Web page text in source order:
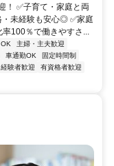
！ ✅子育て・家庭と両
・未経験も安心◎ ✅家庭
100％で働きやすさ...
主婦・主夫歓迎
車通勤OK
固定時間制
経験者歓迎
有資格者歓迎